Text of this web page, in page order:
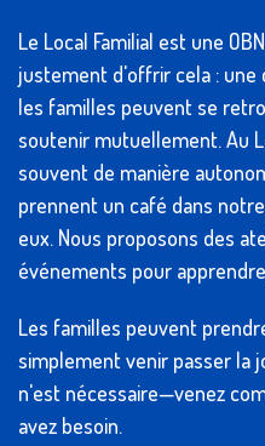
Le Local Familial est une
justement d'offrir cela : une
les familles peuvent se
soutenir mutuellement. Au
souvent de manière
prennent un café dans
eux. Nous proposons des
événements pour
Les familles peuvent
simplement venir passer la
n'est nécessaire—venez
avez besoin.